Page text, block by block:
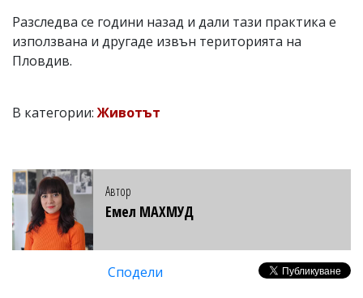
Разследва се години назад и дали тази практика е
използвана и другаде извън територията на
Пловдив.
В категории:Животът
Автор
Емел МАХМУД
Сподели